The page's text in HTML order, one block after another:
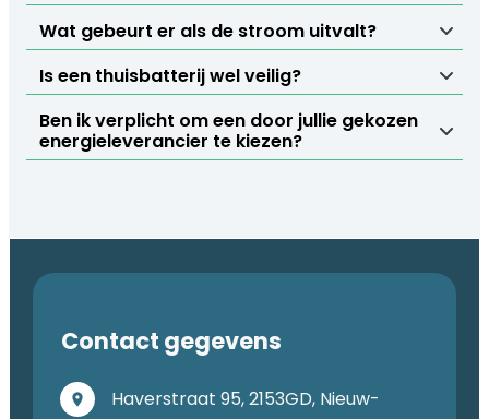
Wat gebeurt er als de stroom uitvalt?
Is een thuisbatterij wel veilig?
Ben ik verplicht om een door jullie gekozen
energieleverancier te kiezen?
Contact gegevens
Haverstraat 95, 2153GD, Nieuw-